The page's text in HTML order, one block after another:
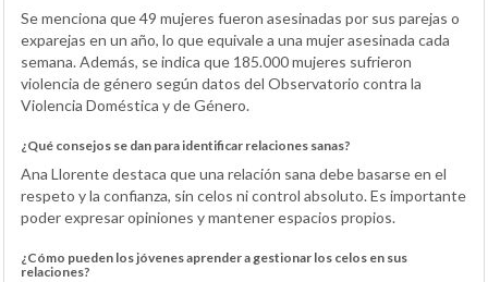
Se menciona que 49 mujeres fueron asesinadas por sus parejas o
exparejas en un año, lo que equivale a una mujer asesinada cada
semana. Además, se indica que 185.000 mujeres sufrieron
violencia de género según datos del Observatorio contra la
Violencia Doméstica y de Género.
¿Qué consejos se dan para identificar relaciones sanas?
Ana Llorente destaca que una relación sana debe basarse en el
respeto y la confianza, sin celos ni control absoluto. Es importante
poder expresar opiniones y mantener espacios propios.
¿Cómo pueden los jóvenes aprender a gestionar los celos en sus
relaciones?